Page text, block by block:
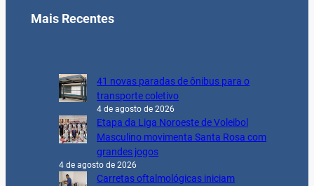
Mais Recentes
41 novas paradas de ônibus para o
transporte coletivo
4 de agosto de 2026
Etapa da Liga Noroeste de Voleibol
Masculino movimenta Santa Rosa com
grandes jogos
4 de agosto de 2026
Carretas oftalmológicas iniciam